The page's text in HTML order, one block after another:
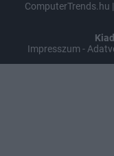
ComputerTrends.hu |
Impresszum -